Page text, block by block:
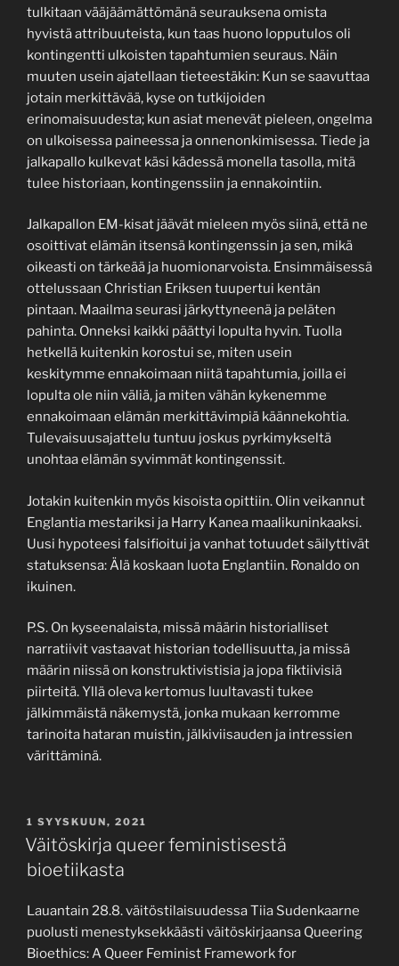
tulkitaan vääjäämättömänä seurauksena omista
hyvistä attribuuteista, kun taas huono lopputulos oli
kontingentti ulkoisten tapahtumien seuraus. Näin
muuten usein ajatellaan tieteestäkin: Kun se saavuttaa
jotain merkittävää, kyse on tutkijoiden
erinomaisuudesta; kun asiat menevät pieleen, ongelma
on ulkoisessa paineessa ja onnenonkimisessa. Tiede ja
jalkapallo kulkevat käsi kädessä monella tasolla, mitä
tulee historiaan, kontingenssiin ja ennakointiin.
Jalkapallon EM-kisat jäävät mieleen myös siinä, että ne
osoittivat elämän itsensä kontingenssin ja sen, mikä
oikeasti on tärkeää ja huomionarvoista. Ensimmäisessä
ottelussaan Christian Eriksen tuupertui kentän
pintaan. Maailma seurasi järkyttyneenä ja peläten
pahinta. Onneksi kaikki päättyi lopulta hyvin. Tuolla
hetkellä kuitenkin korostui se, miten usein
keskitymme ennakoimaan niitä tapahtumia, joilla ei
lopulta ole niin väliä, ja miten vähän kykenemme
ennakoimaan elämän merkittävimpiä käännekohtia.
Tulevaisuusajattelu tuntuu joskus pyrkimykseltä
unohtaa elämän syvimmät kontingenssit.
Jotakin kuitenkin myös kisoista opittiin. Olin veikannut
Englantia mestariksi ja Harry Kanea maalikuninkaaksi.
Uusi hypoteesi falsifioitui ja vanhat totuudet säilyttivät
statuksensa: Älä koskaan luota Englantiin. Ronaldo on
ikuinen.
P.S. On kyseenalaista, missä määrin historialliset
narratiivit vastaavat historian todellisuutta, ja missä
määrin niissä on konstruktivistisia ja jopa fiktiivisiä
piirteitä. Yllä oleva kertomus luultavasti tukee
jälkimmäistä näkemystä, jonka mukaan kerromme
tarinoita hataran muistin, jälkiviisauden ja intressien
värittäminä.
JULKAISTU
1 SYYSKUUN, 2021
Väitöskirja queer feministisestä
bioetiikasta
Lauantain 28.8. väitöstilaisuudessa Tiia Sudenkaarne
puolusti menestyksekkäästi väitöskirjaansa Queering
Bioethics: A Queer Feminist Framework for